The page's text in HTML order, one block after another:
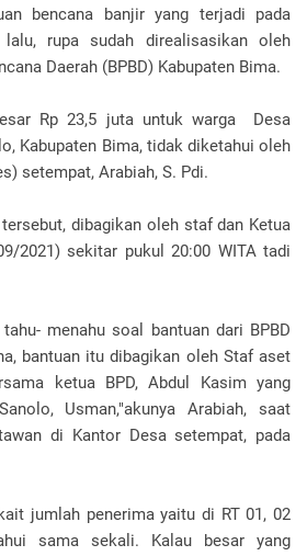
bencana banjir yang terjadi pada
lalu, rupa sudah direalisasikan oleh
Daerah (BPBD) Kabupaten Bima.
Rp 23,5 juta untuk warga Desa
Kabupaten Bima, tidak diketahui oleh
setempat, Arabiah, S. Pdi.
dibagikan oleh staf dan Ketua
2021) sekitar pukul 20:00 WITA tadi
menahu soal bantuan dari BPBD
bantuan itu dibagikan oleh Staf aset
ketua BPD, Abdul Kasim yang
Usman,"akunya Arabiah, saat
di Kantor Desa setempat, pada
jumlah penerima yaitu di RT 01, 02
sama sekali. Kalau besar yang